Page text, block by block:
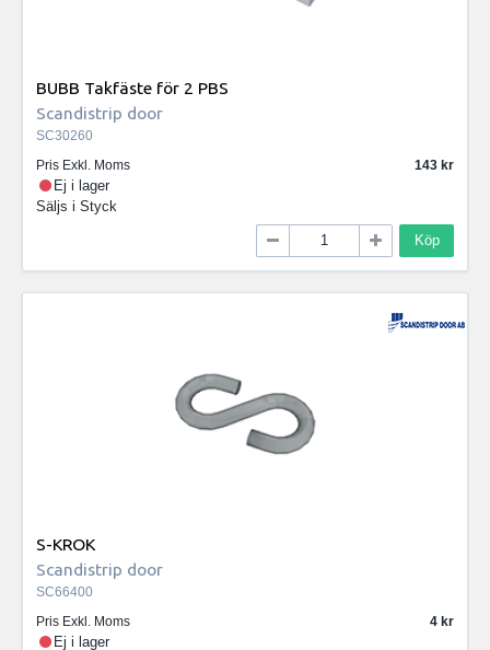
BUBB Takfäste för 2 PBS
Scandistrip door
SC30260
Pris Exkl. Moms
143
Ej i lager
Säljs i Styck
Köp
S-KROK
Scandistrip door
SC66400
Pris Exkl. Moms
4
Ej i lager